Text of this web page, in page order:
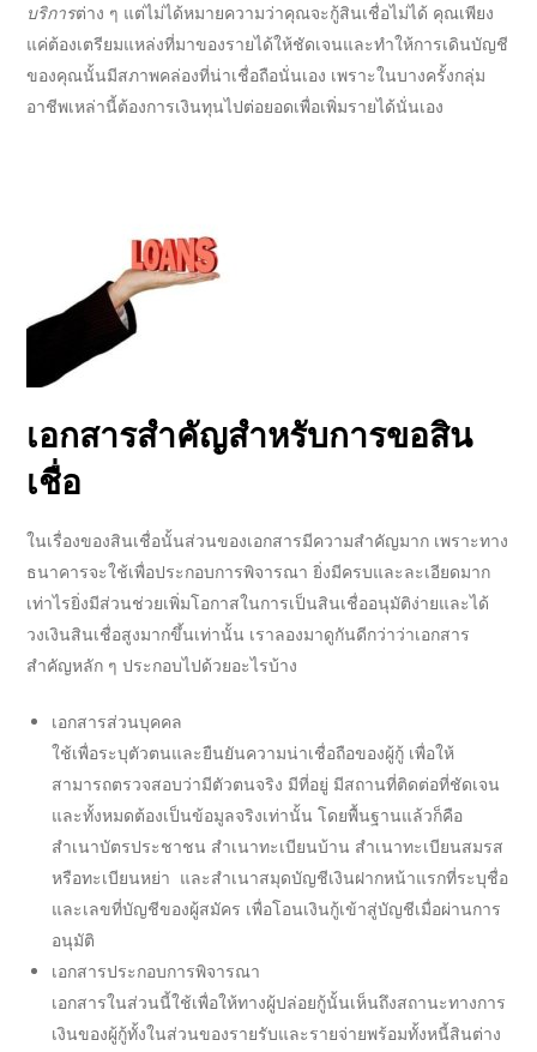
บริการต่าง ๆ แต่ไม่ได้หมายความว่าคุณจะกู้สินเชื่อไม่ได้ คุณเพียง
แค่ต้องเตรียมแหล่งที่มาของรายได้ให้ชัดเจนและทำให้การเดินบัญชี
ของคุณนั้นมีสภาพคล่องที่น่าเชื่อถือนั่นเอง เพราะในบางครั้งกลุ่ม
อาชีพเหล่านี้ต้องการเงินทุนไปต่อยอดเพื่อเพิ่มรายได้นั่นเอง
เอกสารสำคัญสำหรับการขอสิน
เชื่อ
ในเรื่องของสินเชื่อนั้นส่วนของเอกสารมีความสำคัญมาก เพราะทาง
ธนาคารจะใช้เพื่อประกอบการพิจารณา ยิ่งมีครบและละเอียดมาก
เท่าไรยิ่งมีส่วนช่วยเพิ่มโอกาสในการเป็นสินเชื่ออนุมัติง่ายและได้
วงเงินสินเชื่อสูงมากขึ้นเท่านั้น เราลองมาดูกันดีกว่าว่าเอกสาร
สำคัญหลัก ๆ ประกอบไปด้วยอะไรบ้าง
เอกสารส่วนบุคคล
ใช้เพื่อระบุตัวตนและยืนยันความน่าเชื่อถือของผู้กู้ เพื่อให้
สามารถตรวจสอบว่ามีตัวตนจริง มีที่อยู่ มีสถานที่ติดต่อที่ชัดเจน
และทั้งหมดต้องเป็นข้อมูลจริงเท่านั้น โดยพื้นฐานแล้วก็คือ
สำเนาบัตรประชาชน สำเนาทะเบียนบ้าน สำเนาทะเบียนสมรส
หรือทะเบียนหย่า และสำเนาสมุดบัญชีเงินฝากหน้าแรกที่ระบุชื่อ
และเลขที่บัญชีของผู้สมัคร เพื่อโอนเงินกู้เข้าสู่บัญชีเมื่อผ่านการ
อนุมัติ
เอกสารประกอบการพิจารณา
เอกสารในส่วนนี้ใช้เพื่อให้ทางผู้ปล่อยกู้นั้นเห็นถึงสถานะทางการ
เงินของผู้กู้ทั้งในส่วนของรายรับและรายจ่ายพร้อมทั้งหนี้สินต่าง